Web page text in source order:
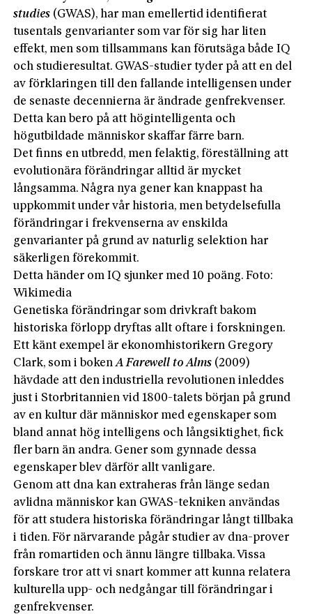
studies (GWAS), har man emellertid identifierat
tusentals genvarianter som var för sig har liten
effekt, men som tillsammans kan förutsäga både IQ
och studieresultat. GWAS-studier tyder på att en del
av förklaringen till den fallande intelligensen under
de senaste decennierna är ändrade genfrekvenser.
Detta kan bero på att högintelligenta och
högutbildade människor skaffar färre barn.
Det finns en utbredd, men felaktig, föreställning att
evolutionära förändringar alltid är mycket
långsamma. Några nya gener kan knappast ha
uppkommit under vår hi­storia, men betydelsefulla
förändringar i frekvenserna av enskilda
genvarianter på grund av naturlig selektion har
säkerligen förekommit.
Detta händer om IQ sjunker med 10 poäng. Foto:
Wikimedia
Genetiska förändringar som drivkraft bakom
historiska förlopp dryftas allt oftare i forskningen.
Ett känt exempel är ekonomhistorikern Gregory
Clark, som i bokenA Farewell to Alms (2009)
hävdade att den industriella revolutionen inleddes
just i Storbritannien vid 1800-talets början på grund
av en kultur där människor med egenskaper som
bland annat hög intelligens och långsiktighet, fick
fler barn än andra. Gener som gynnade dessa
egenskaper blev därför allt vanligare.
Genom att dna kan extraheras från länge sedan
avlidna människor kan GWAS-tekniken användas
för att studera historiska förändringar långt tillbaka
i tiden. För närvarande pågår studier av dna-prover
från romartiden och ännu längre tillbaka. Vissa
forskare tror att vi snart kommer att kunna relatera
kulturella upp- och nedgångar till förändringar i
genfrekvenser.